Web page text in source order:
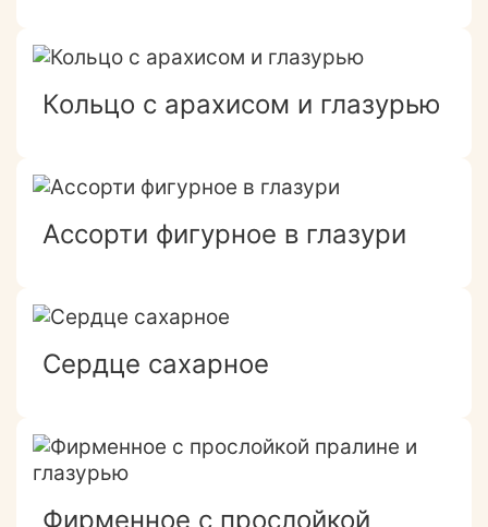
Кольцо с арахисом и глазурью
Ассорти фигурное в глазури
Сердце сахарное
Фирменное с прослойкой